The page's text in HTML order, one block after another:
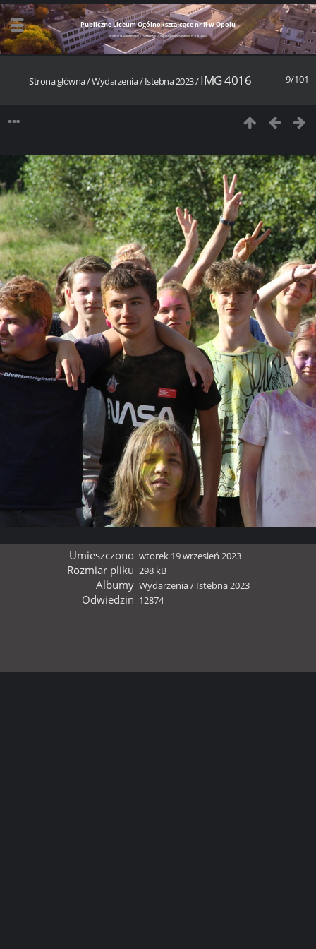
Publiczne Liceum Ogólnokształcące nr II w Opolu
Witamy w szkolnej galerii Publicznego Liceum Ogólnokształcącego nr II w Opolu
9/101
Strona główna/Wydarzenia/Istebna 2023/IMG 4016
Umieszczono wtorek 19 wrzesień 2023
Rozmiar pliku 298 kB
Albumy Wydarzenia/ Istebna 2023
Odwiedzin 12874